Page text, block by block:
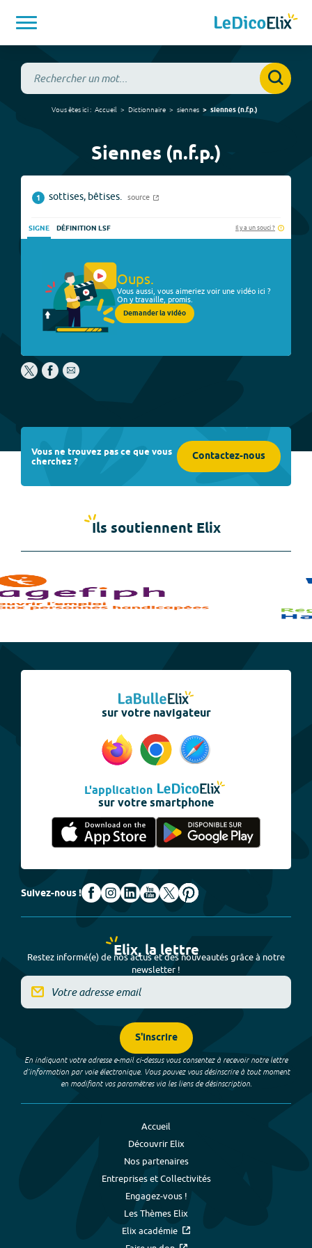
Vous êtes ici : Accueil Dictionnaire siennes siennes(n.f.p.)
Siennes (n.f.p.)
1 sottises, bêtises. source
SIGNE DÉFINITION LSF Il y a un souci ?
Oups.
Vous aussi, vous aimeriez voir une vidéo ici ?
On y travaille, promis.
Demander la vidéo
Vous ne trouvez pas ce que vous
cherchez ? Contactez-nous
Ils soutiennent Elix
sur votre navigateur
L'application
sur votre smartphone
Suivez-nous !
Elix, la lettre
Restez informé(e) de nos actus et des nouveautés grâce à notre
newsletter !
S'inscrire
En indiquant votre adresse e-mail ci-dessus vous consentez à recevoir notre lettre
d’information par voie électronique. Vous pouvez vous désinscrire à tout moment
en modifiant vos paramètres via les liens de désinscription.
Accueil
Découvrir Elix
Nos partenaires
Entreprises et Collectivités
Engagez-vous !
Les Thèmes Elix
Elix académie